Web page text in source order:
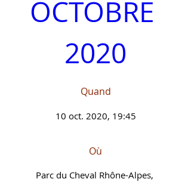
OCTOBRE
2020
Quand
10 oct. 2020, 19:45
Où
Parc du Cheval Rhône-Alpes,